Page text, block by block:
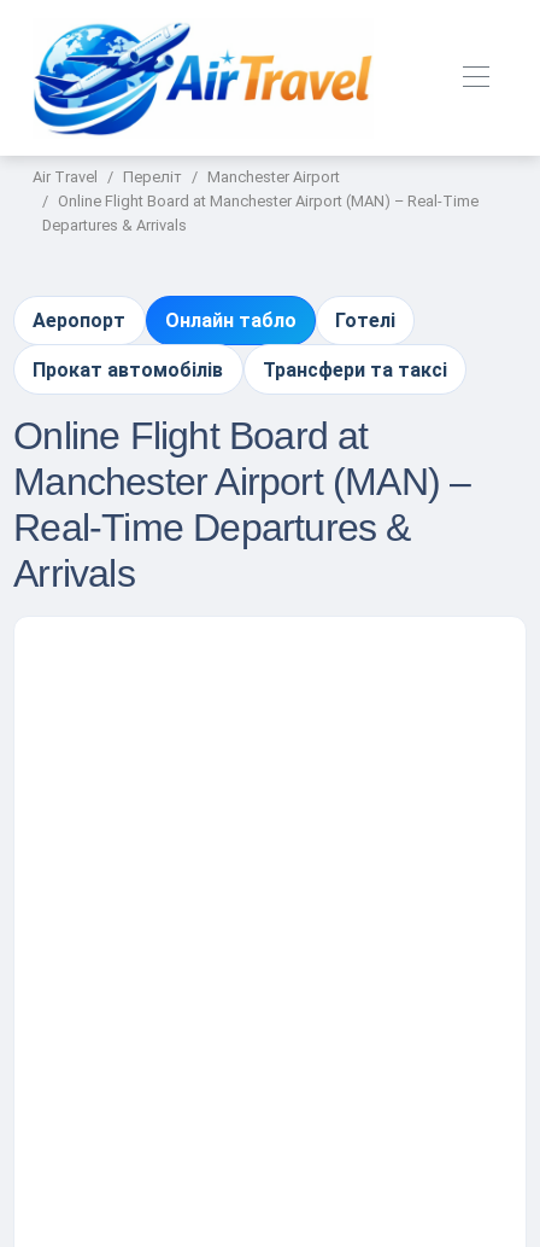
Air Travel Переліт
Manchester Airport
Online Flight Board at Manchester Airport (MAN) – Real-Time
Departures & Arrivals
Аеропорт Онлайн табло Готелі
Прокат автомобілів Трансфери та таксі
Online Flight Board at
Manchester Airport (MAN) –
Real-Time Departures &
Arrivals